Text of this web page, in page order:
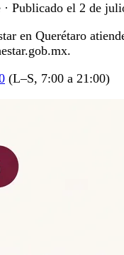
· Publicado el 2 de
en Querétaro
(L–S, 7:00 a 21:00)